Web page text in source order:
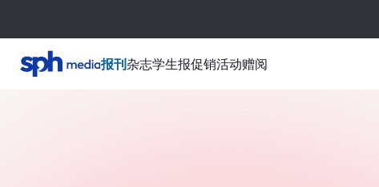
报刊杂志学生报促销活动赠阅